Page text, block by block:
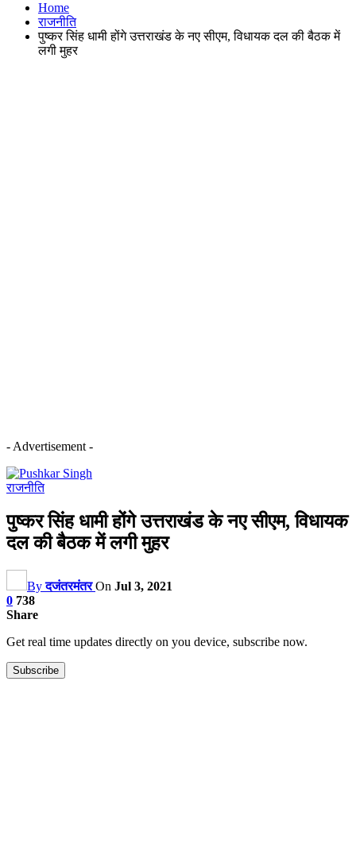
Home
राजनीति
पुष्कर सिंह धामी होंगे उत्तराखंड के नए सीएम, विधायक दल की बैठक में
लगी मुहर
- Advertisement -
राजनीति
पुष्कर सिंह धामी होंगे उत्तराखंड के नए सीएम, विधायक
दल की बैठक में लगी मुहर
Byदजंतरमंतर On Jul 3, 2021
0 738
Share
Get real time updates directly on you device, subscribe now.
Subscribe